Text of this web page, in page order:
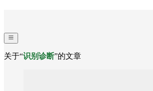
关于“识别诊断”的文章